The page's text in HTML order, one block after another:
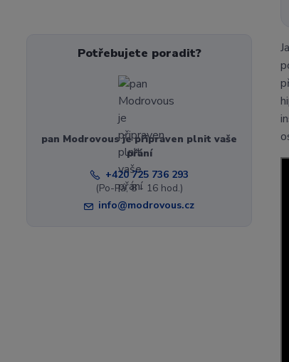
Potřebujete poradit?
pan Modrovous je připraven plnit vaše
přání
+420 725 736 293
(Po-Pá, 8 - 16 hod.)
info@modrovous.cz